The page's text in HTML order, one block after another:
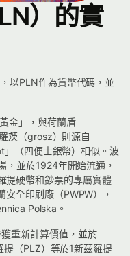
）的實
以PLN作為貨幣代碼，並
金」，與荷蘭盾
茨（grosz）則源自
」（四便士銀幣）相似。波
，並於1924年開始流通，
提硬幣和鈔票的專屬實體
全印刷廠（PWPW），
Polska。
重新計算價值，並於
（PLZ）等於1新茲羅提